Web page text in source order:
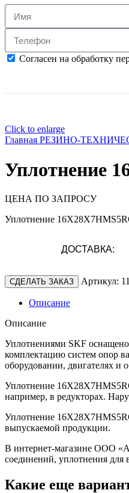
Согласен на обработку
Click to enlarge
Главная РЕЗИНО-
Уплотнение
ЦЕНА ПО ЗАПРОСУ
Уплотнение
ДОСТАВКА:
СДЕЛАТЬ ЗАКАЗ Артикул:
Описание
Описание
Уплотнениями SKF
комплектацию систем опор
оборудовании, двигателях и
Уплотнение
например, в редукторах.
Уплотнение
выпускаемой продукции.
В интернет-магазине ООО
соединений, уплотнения для
Какие еще